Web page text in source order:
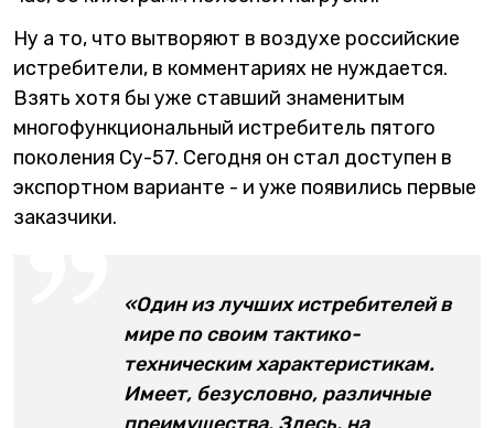
Ну а то, что вытворяют в воздухе российские
истребители, в комментариях не нуждается.
Взять хотя бы уже ставший знаменитым
многофункциональный истребитель пятого
поколения Су-57. Сегодня он стал доступен в
экспортном варианте - и уже появились первые
заказчики.
«Один из лучших истребителей в
мире по своим тактико-
техническим характеристикам.
Имеет, безусловно, различные